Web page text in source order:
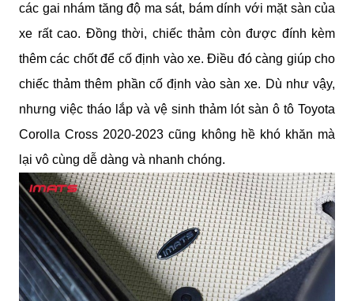
các gai nhám tăng độ ma sát, bám dính với mặt sàn của
xe rất cao. Đồng thời, chiếc thảm còn được đính kèm
thêm các chốt để cố định vào xe. Điều đó càng giúp cho
chiếc thảm thêm phần cố định vào sàn xe. Dù như vậy,
nhưng việc tháo lắp và vệ sinh thảm lót sàn ô tô Toyota
Corolla Cross 2020-2023 cũng không hề khó khăn mà
lại vô cùng dễ dàng và nhanh chóng.